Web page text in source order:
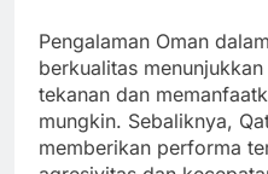
Pengalaman Oman
berkualitas
tekanan dan
mungkin. Sebaliknya,
memberikan performa